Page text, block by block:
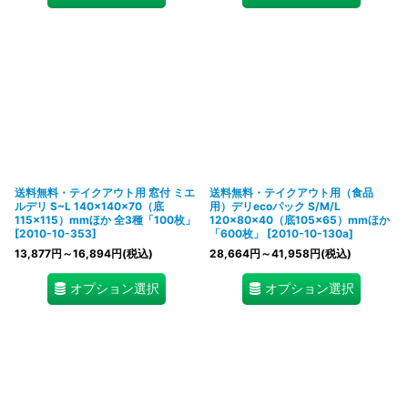
送料無料・テイクアウト用 窓付 ミエ
ルデリ S~L 140×140×70（底
115×115）mmほか 全3種「100枚」
[2010-10-353]
13,877円 ～16,894円(税込)
オプション選択
送料無料・テイクアウト用（食品
用）デリecoパック S/M/L
120×80×40（底105×65）mmほか
「600枚」
[2010-10-130a]
28,664円 ～41,958円(税込)
オプション選択